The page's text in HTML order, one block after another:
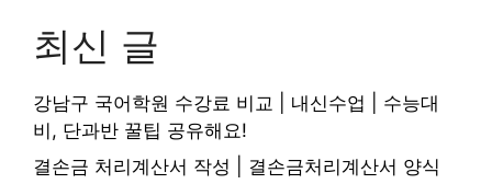
최신 글
강남구 국어학원 수강료 비교 | 내신수업 | 수능대
비, 단과반 꿀팁 공유해요!
결손금 처리계산서 작성 | 결손금처리계산서 양식